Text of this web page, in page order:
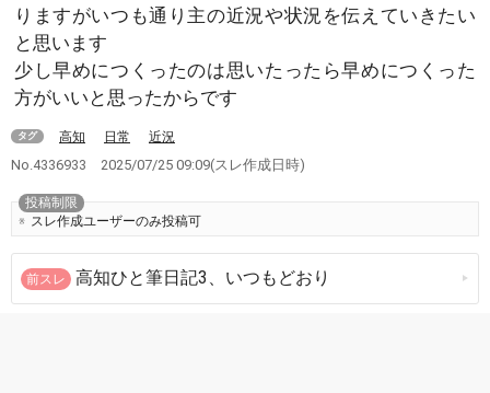
りますがいつも通り主の近況や状況を伝えていきたい
と思います
少し早めにつくったのは思いたったら早めにつくった
方がいいと思ったからです
タグ 高知 日常 近況
No.4336933 2025/07/25 09:09(スレ作成日時)
投稿制限
スレ作成ユーザーのみ投稿可
前スレ 高知ひと筆日記3、いつもどおり